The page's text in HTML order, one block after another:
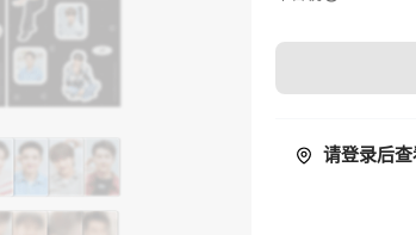
请登录后